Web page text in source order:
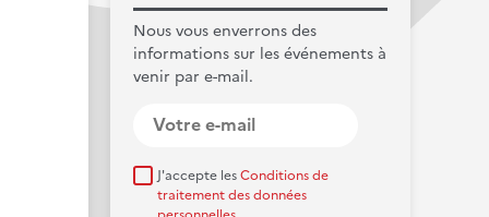
Nous vous enverrons des
informations sur les événements à
venir par e-mail.
J'accepte lesConditions de
traitement des données